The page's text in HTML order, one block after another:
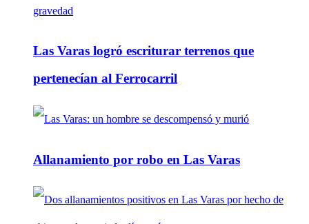
Las Varas logró escriturar terrenos que
pertenecían al Ferrocarril
Allanamiento por robo en Las Varas